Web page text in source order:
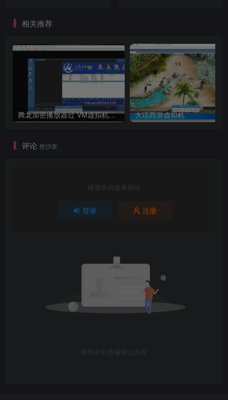
相关推荐
腾龙加密播放器过 VM虚拟机检测 大话西游虚拟机
评论 抢沙发
请登录后发表评论
登录 注册
请登录后查看评论内容